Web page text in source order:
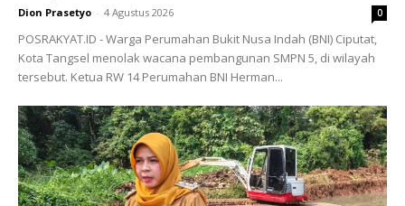
Dion Prasetyo - 4 Agustus 2026 0
POSRAKYAT.ID - Warga Perumahan Bukit Nusa Indah (BNI) Ciputat,
Kota Tangsel menolak wacana pembangunan SMPN 5, di wilayah
tersebut. Ketua RW 14 Perumahan BNI Herman...